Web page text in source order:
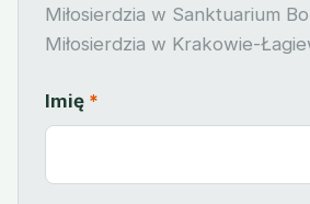
Miłosierdzia w Sanktuarium
Miłosierdzia w Krakowie-
Imię *